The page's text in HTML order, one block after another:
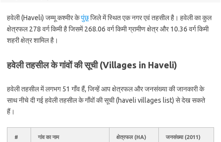
हवेली (Haveli) जम्मू कश्मीर केपुंछजिले में स्थित एक नगर एवं तहसील है। हवेली का कुल
क्षेत्रफल 278 वर्ग किमी है जिसमें 268.06 वर्ग किमी ग्रामीण क्षेत्र और 10.36 वर्ग किमी
शहरी क्षेत्र शामिल है।
हवेली तहसील के गांवों की सूची (Villages in Haveli)
हवेली तहसील में लगभग 51 गाँव हैं, जिन्हें आप क्षेत्रफल और जनसंख्या की जानकारी के
साथ नीचे दी गई हवेली तहसील के गाँवों की सूची (haveli villages list) से देख सकते
हैं।
# गांव का नाम क्षेत्रफल (HA) जनसंख्या (2011)